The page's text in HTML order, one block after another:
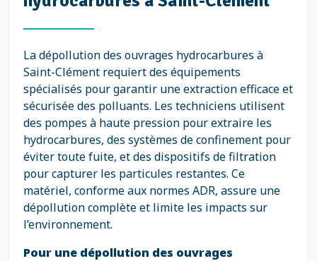
La dépollution des ouvrages hydrocarbures à
Saint-Clément requiert des équipements
spécialisés pour garantir une extraction efficace et
sécurisée des polluants. Les techniciens utilisent
des pompes à haute pression pour extraire les
hydrocarbures, des systèmes de confinement pour
éviter toute fuite, et des dispositifs de filtration
pour capturer les particules restantes. Ce
matériel, conforme aux normes ADR, assure une
dépollution complète et limite les impacts sur
l’environnement.
Pour une dépollution des ouvrages